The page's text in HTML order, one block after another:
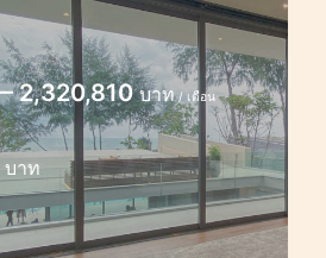
นอนใหม่ริมชายหาด
2,320,810บาท/ เดือน
บาท